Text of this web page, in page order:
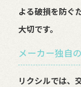
よる破損を防ぐ
大切です。
メーカー独自
リクシルでは、